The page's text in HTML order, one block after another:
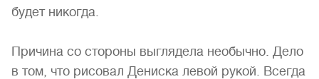
будет никогда.
Причина со стороны выглядела необычно. Дело
в том, что рисовал Дениска левой рукой. Всегда